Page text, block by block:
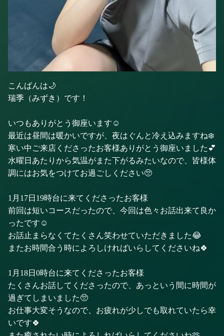
こんばんは🌙
瑞季（みずき）です！
いつもありがとう御座います☺️
最近は昼間は暖かいですが、夜はぐんと冷え込みますね❄️
寒い中ご来店くださったお客様ありがとう御座いました💕
水曜日あたりから気温がまた下がるみたいなので、皆様体
調にはお気をつけてお過ごしください🥺
1月17日19時台に来てくださったお客様
前回は短いコースだったので、今回は色々お話出来て良か
ったです☺️
お話止まらなくてたくさん笑わせていただきました😂
またお時間合う時によろしければいらしてくださいね🍀
1月18日0時台に来てくださったお客様
たくさんお話してくださったので、あっという間に時間が
過ぎてしまいました🥺
お仕事大変そうなので、お疲れが少しでも取れていたら幸
いです🍀